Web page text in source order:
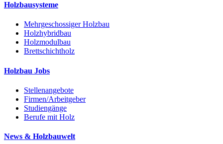
Holzbausysteme
Mehrgeschossiger Holzbau
Holzhybridbau
Holzmodulbau
Brettschichtholz
Holzbau Jobs
Stellenangebote
Firmen/Arbeitgeber
Studiengänge
Berufe mit Holz
News & Holzbauwelt